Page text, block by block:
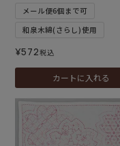
メール便6個まで可
和泉木綿(さらし)使用
¥572税込
カートに入れる